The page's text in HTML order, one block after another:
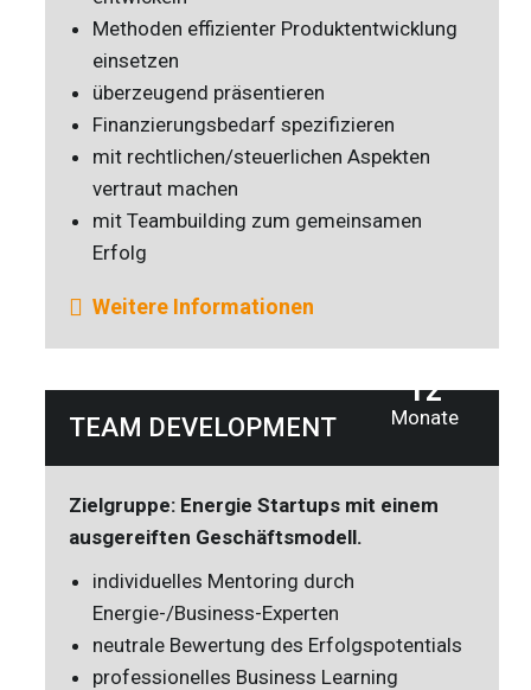
Methoden effizienter Produktentwicklung
einsetzen
überzeugend präsentieren
Finanzierungsbedarf spezifizieren
mit rechtlichen/steuerlichen Aspekten
vertraut machen
mit Teambuilding zum gemeinsamen
Erfolg
Weitere Informationen
TEAM DEVELOPMENT
12
Monate
Zielgruppe: Energie Startups mit einem
ausgereiften Geschäftsmodell.
individuelles Mentoring durch
Energie-/Business-Experten
neutrale Bewertung des Erfolgspotentials
professionelles Business Learning